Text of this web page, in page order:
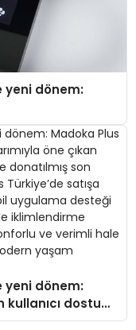
yeni dönem:
yeni dönem:
yeni nesil